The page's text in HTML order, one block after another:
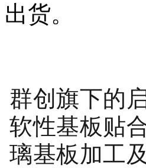
出货。
群创旗下的
软性基板贴合
璃基板加工